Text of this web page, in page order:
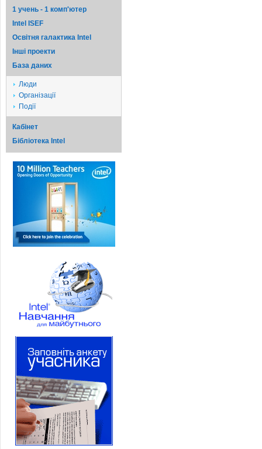
1 учень - 1 комп'ютер
Intel ISEF
Освітня галактика Intel
Iншi проекти
База даних
Люди
Організації
Події
Кабінет
Бібліотека Intel